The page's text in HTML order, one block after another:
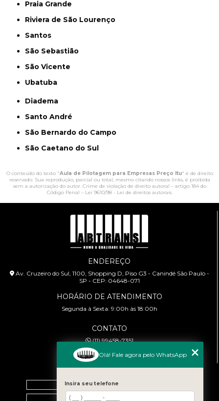
Praia Grande
Riviera de São Lourenço
Santos
São Sebastião
São Vicente
Ubatuba
Diadema
Santo André
São Bernardo do Campo
São Caetano do Sul
O conteúdo do texto "Aula de Pilotagem para Empresas Preço Itu" é de direito
reservado. Sua reprodução, parcial ou total, mesmo citando nossos links, é proibida
sem a autorização do autor. Crime de violação de direito autoral – artigo 184 do
Código Penal – Lei 9610/98 - Lei de direitos autorais.
ENDEREÇO
Av. Cruzeiro do Sul, 1100, Shopping D, Piso G3 - Canindé São Paulo -
SP - CEP: 04648-071
HORÁRIO DE ATENDIMENTO
Segunda à Sexta: 9:00h às 18:00h
CONTATO
(11) 99458-7351
cursoabtrans@gmail.com
Home
Empresa
Olá! Fale agora pelo WhatsApp
Insira seu telefone